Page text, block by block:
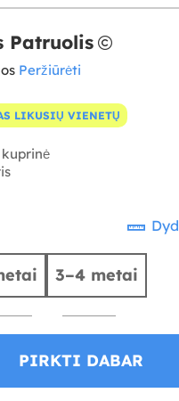
Patruolis
Peržiūrėti
LIKUSIŲ VIENETŲ
3–4 metai
PIRKTI DABAR